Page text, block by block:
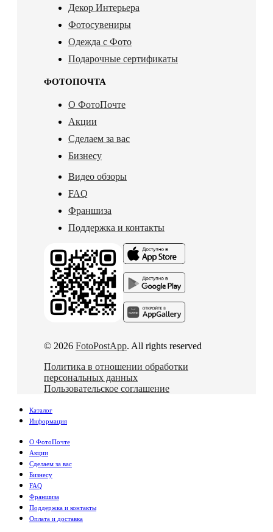
Декор Интерьера
Фотосувениры
Одежда с Фото
Подарочные сертификаты
ФОТОПОЧТА
О ФотоПочте
Акции
Сделаем за вас
Бизнесу
Видео обзоры
FAQ
Франшиза
Поддержка и контакты
© 2026 FotoPostApp. All rights reserved
Политика в отношении обработки
персональных данных
Пользовательское соглашение
Каталог
Информация
О ФотоПочте
Акции
Сделаем за вас
Бизнесу
FAQ
Франшиза
Поддержка и контакты
Оплата и доставка